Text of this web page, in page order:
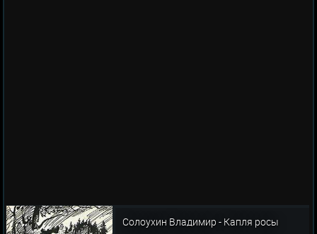
Солоухин Владимир - Капля росы